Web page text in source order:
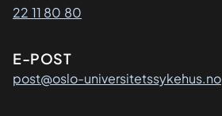
22 11 80 80
E-POST
post@oslo-universitetssykehus.no